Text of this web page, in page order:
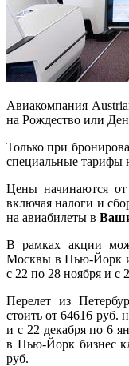
Авиакомпания
на Рождество или
Только при
специальные тарифы
Цены начинаются
включая налоги и
на авиабилеты в
В рамках акции
Москвы в Нью-Йорк и
с 22 по 28 ноября и с
Перелет из
стоить от 64616 руб.
и с 22 декабря по 6
в Нью-Йорк бизнес
руб.